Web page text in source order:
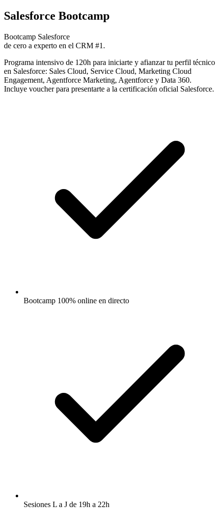
Salesforce Bootcamp
Bootcamp Salesforce
de cero a experto en el CRM #1.
Programa intensivo de 120h para iniciarte y afianzar tu perfil técnico
en Salesforce: Sales Cloud, Service Cloud, Marketing Cloud
Engagement, Agentforce Marketing, Agentforce y Data 360.
Incluye voucher para presentarte a la certificación oficial Salesforce.
Bootcamp 100% online en directo
Sesiones L a J de 19h a 22h